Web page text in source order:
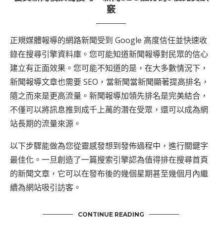
竅
正規媒體報導的網路新聞受到 Google 高度信任並快速收
錄在搜尋引擎資料庫。您可能知道新聞報導對民眾的信心
建立有正面效果。您可能不知道的是，在大多數情況下，
新聞報導文章也需要 SEO，當新聞當新聞顯著提高排名，
隨之而來是更高流量。新聞報導加領先排名是完美結合，
不僅可以將訊息推到成千上萬的潛在受眾，還可以成為網
站長期的流量來源。
以下步驟能做為您從靈感發想到發佈過程中，進行關鍵字
最佳化。一旦創造了一篇搜索引擎認為值得排在搜尋首頁
的新聞文章，它可以在發布後的幾個星期甚至幾個月內繼
續為網站吸引訪客。
CONTINUE READING